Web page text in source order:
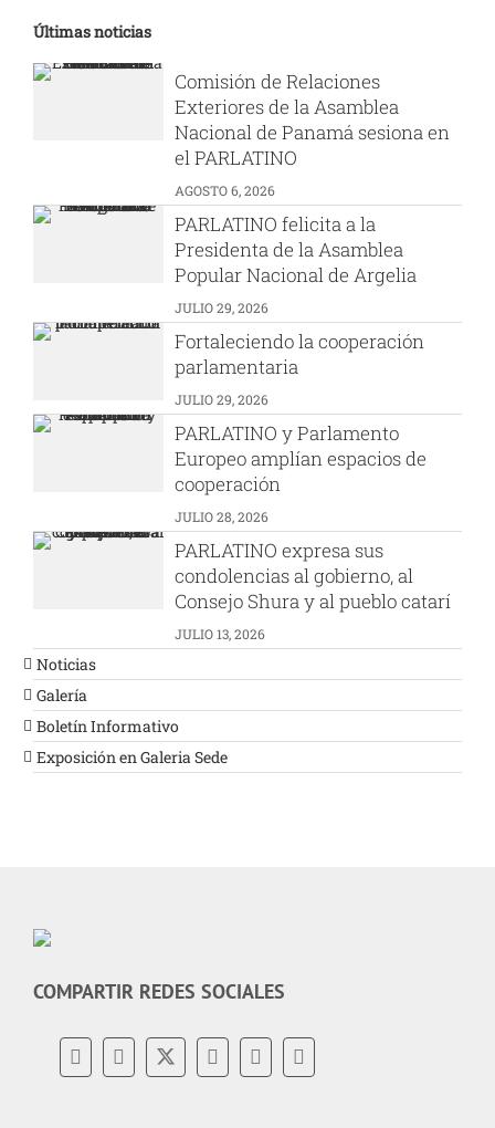
Últimas noticias
Comisión de Relaciones
Exteriores de la Asamblea
Nacional de Panamá sesiona en
el PARLATINO
AGOSTO 6, 2026
PARLATINO felicita a la
Presidenta de la Asamblea
Popular Nacional de Argelia
JULIO 29, 2026
Fortaleciendo la cooperación
parlamentaria
JULIO 29, 2026
PARLATINO y Parlamento
Europeo amplían espacios de
cooperación
JULIO 28, 2026
PARLATINO expresa sus
condolencias al gobierno, al
Consejo Shura y al pueblo catarí
JULIO 13, 2026
Noticias
Galería
Boletín Informativo
Exposición en Galeria Sede
COMPARTIR REDES SOCIALES